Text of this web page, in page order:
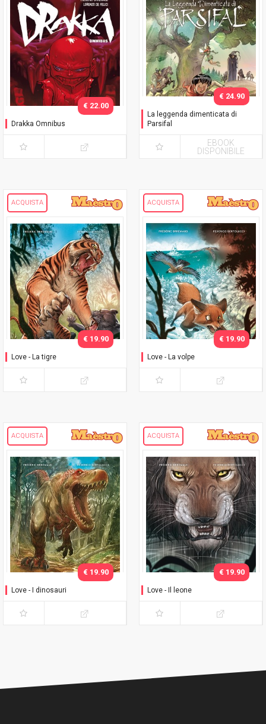
Drakka Omnibus
€ 22.00
La leggenda dimenticata di
Parsifal
€ 24.90
EBOOK
DISPONIBILE
ACQUISTA
Love - La tigre
€ 19.90
ACQUISTA
Love - La volpe
€ 19.90
ACQUISTA
Love - I dinosauri
€ 19.90
ACQUISTA
Love - Il leone
€ 19.90